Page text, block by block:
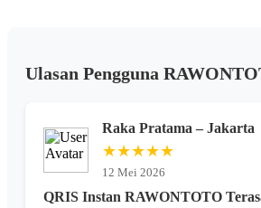
Ulasan Pengguna
Raka Pratama – Jakarta
★★★★★
12 Mei 2026
QRIS Instan RAWONTOTO